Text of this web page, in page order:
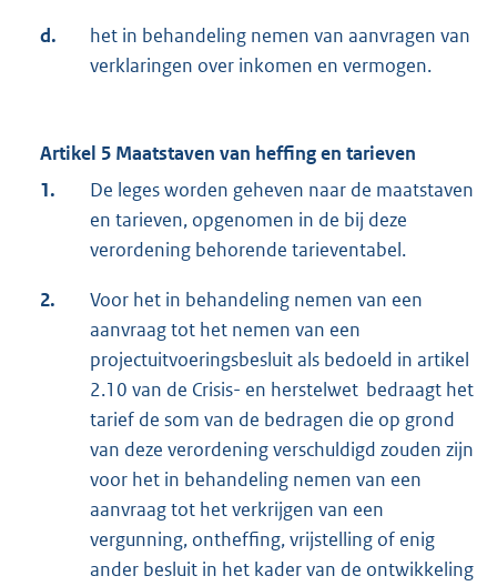
d.
het in behandeling nemen van aanvragen van
verklaringen over inkomen en vermogen.
Artikel 5 Maatstaven van heffing en tarieven
1.
De leges worden geheven naar de maatstaven
en tarieven, opgenomen in de bij deze
verordening behorende tarieventabel.
2.
Voor het in behandeling nemen van een
aanvraag tot het nemen van een
projectuitvoeringsbesluit als bedoeld in artikel
2.10 van de Crisis- en herstelwet bedraagt het
tarief de som van de bedragen die op grond
van deze verordening verschuldigd zouden zijn
voor het in behandeling nemen van een
aanvraag tot het verkrijgen van een
vergunning, ontheffing, vrijstelling of enig
ander besluit in het kader van de ontwikkeling